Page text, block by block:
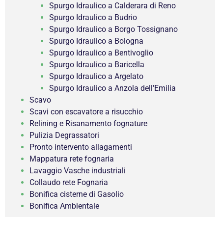
Spurgo Idraulico a Calderara di Reno
Spurgo Idraulico a Budrio
Spurgo Idraulico a Borgo Tossignano
Spurgo Idraulico a Bologna
Spurgo Idraulico a Bentivoglio
Spurgo Idraulico a Baricella
Spurgo Idraulico a Argelato
Spurgo Idraulico a Anzola dell'Emilia
Scavo
Scavi con escavatore a risucchio
Relining e Risanamento fognature
Pulizia Degrassatori
Pronto intervento allagamenti
Mappatura rete fognaria
Lavaggio Vasche industriali
Collaudo rete Fognaria
Bonifica cisterne di Gasolio
Bonifica Ambientale